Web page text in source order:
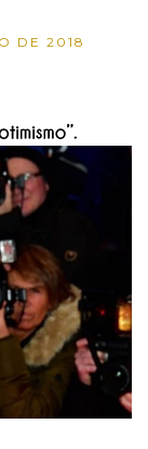
DE 2018